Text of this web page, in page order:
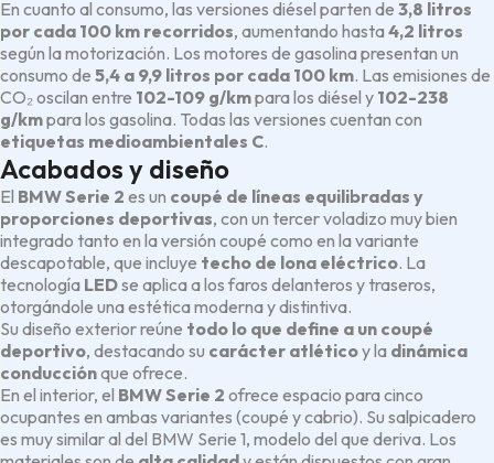
En cuanto al consumo, las versiones diésel parten de 3,8 litros
por cada 100 km recorridos, aumentando hasta4,2 litros
según la motorización. Los motores de gasolina presentan un
consumo de 5,4 a 9,9 litros por cada 100 km. Las emisiones de
CO₂ oscilan entre 102-109 g/kmpara los diésel y 102-238
g/kmpara los gasolina. Todas las versiones cuentan con
etiquetas medioambientales C.
Acabados y diseño
El BMW Serie 2 es un coupé de líneas equilibradas y
proporciones deportivas, con un tercer voladizo muy bien
integrado tanto en la versión coupé como en la variante
descapotable, que incluye techo de lona eléctrico. La
tecnología LEDse aplica a los faros delanteros y traseros,
otorgándole una estética moderna y distintiva.
Su diseño exterior reúne todo lo que define a un coupé
deportivo, destacando su carácter atléticoy la dinámica
conducciónque ofrece.
En el interior, el BMW Serie 2 ofrece espacio para cinco
ocupantes en ambas variantes (coupé y cabrio). Su salpicadero
es muy similar al del BMW Serie 1, modelo del que deriva. Los